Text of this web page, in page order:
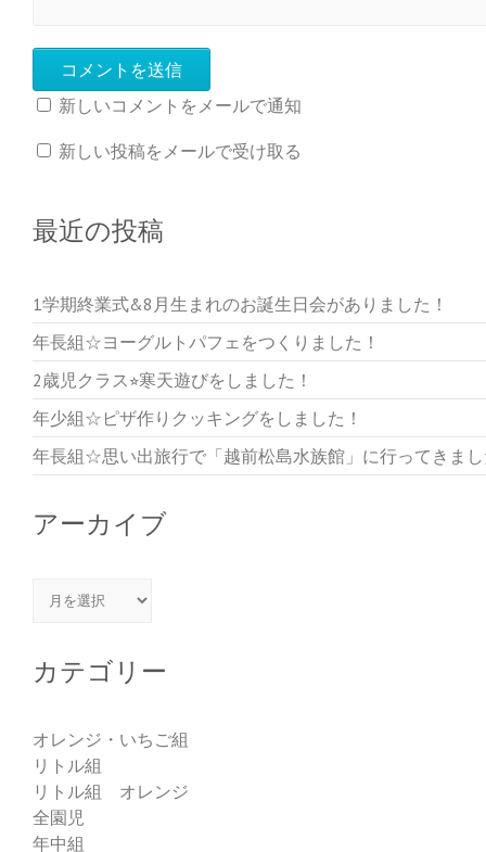
新しいコメントをメールで通知
新しい投稿をメールで受け取る
最近の投稿
1学期終業式&8月生まれのお誕生日会がありました！
年長組☆ヨーグルトパフェをつくりました！
2歳児クラス⭐︎寒天遊びをしました！
年少組☆ピザ作りクッキングをしました！
年長組☆思い出旅行で「越前松島水族館」に行ってきま
アーカイブ
アーカイブ
カテゴリー
オレンジ・いちご組
リトル組
リトル組 オレンジ
全園児
年中組